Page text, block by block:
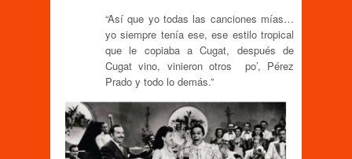
“Así que yo todas las canciones mías…
yo siempre tenía ese, ese estilo tropical
que le copiaba a Cugat, después de
Cugat vino, vinieron otros po’, Pérez
Prado y todo lo demás.”